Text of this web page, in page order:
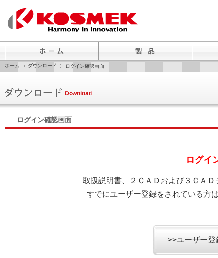
ホーム ダウンロード ログイン確認画面
ログイン確認画面
ログイ
取扱説明書、２ＣＡＤおよび３ＣＡ
すでにユーザー登録をされている方
>>ユーザー